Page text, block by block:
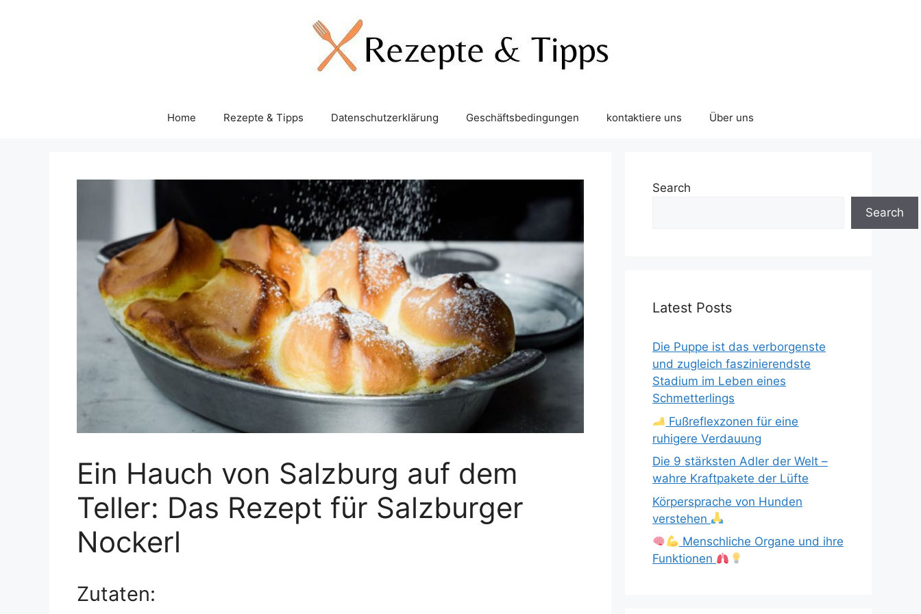
Home Rezepte & Tipps Datenschutzerklärung Geschäftsbedingungen kontaktiere uns Über uns
Ein Hauch von Salzburg auf dem
Teller: Das Rezept für Salzburger
Nockerl
Zutaten:
Search
Search
Latest Posts
Die Puppe ist das verborgenste
und zugleich faszinierendste
Stadium im Leben eines
Schmetterlings
Fußreflexzonen für eine
ruhigere Verdauung
Die 9 stärksten Adler der Welt –
wahre Kraftpakete der Lüfte
Körpersprache von Hunden
verstehen
Menschliche Organe und ihre
Funktionen